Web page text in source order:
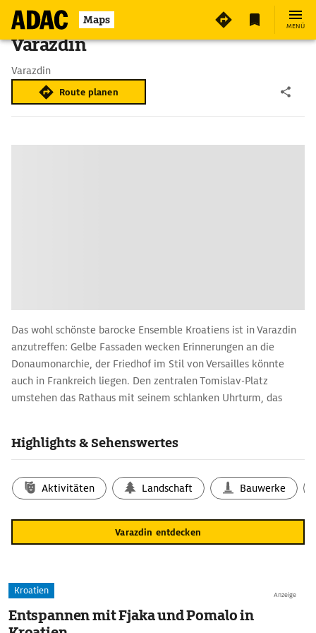
Maps MENÜ
Varazdin
Varazdin
Route planen
Das wohl schönste barocke Ensemble Kroatiens ist in Varazdin
anzutreffen: Gelbe Fassaden wecken Erinnerungen an die
Donaumonarchie, der Friedhof im Stil von Versailles könnte
auch in Frankreich liegen. Den zentralen Tomislav-Platz
umstehen das Rathaus mit seinem schlanken Uhrturm, das
Zum Leben erwacht der Barock in Varaždin Ende September bei
den Barockabenden. Die Kathedrale, weitere Kirchen, aber
auch die hervorragend erhaltene Burg von Trakošcan (40 km
Highlights & Sehenswertes
Aktivitäten Landschaft Bauwerke
Varazdin entdecken
Anzeige
Kroatien
Entspannen mit Fjaka und Pomalo in